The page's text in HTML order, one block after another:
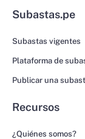
Subastas.pe
Subastas vigentes
Plataforma de
Publicar una
Recursos
¿Quiénes somos?